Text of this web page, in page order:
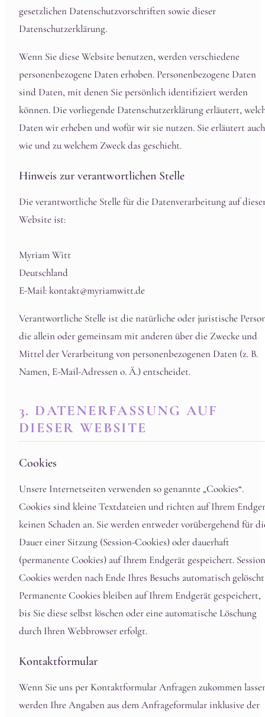
gesetzlichen Datenschutzvorschriften sowie dieser
Datenschutzerklärung.
Wenn Sie diese Website benutzen, werden verschiedene
personenbezogene Daten erhoben. Personenbezogene Daten
sind Daten, mit denen Sie persönlich identifiziert werden
können. Die vorliegende Datenschutzerklärung erläutert,
Daten wir erheben und wofür wir sie nutzen. Sie erläutert
wie und zu welchem Zweck das geschieht.
Hinweis zur verantwortlichen Stelle
Die verantwortliche Stelle für die Datenverarbeitung auf
Website ist:
Myriam Witt
Deutschland
E-Mail: kontakt@myriamwitt.de
Verantwortliche Stelle ist die natürliche oder juristische
die allein oder gemeinsam mit anderen über die Zwecke und
Mittel der Verarbeitung von personenbezogenen Daten (z. B.
Namen, E-Mail-Adressen o. Ä.) entscheidet.
3. DATENERFASSUNG AUF
DIESER WEBSITE
Cookies
Unsere Internetseiten verwenden so genannte „Cookies“.
Cookies sind kleine Textdateien und richten auf Ihrem
keinen Schaden an. Sie werden entweder vorübergehend für
Dauer einer Sitzung (Session-Cookies) oder dauerhaft
(permanente Cookies) auf Ihrem Endgerät gespeichert.
Cookies werden nach Ende Ihres Besuchs automatisch
Permanente Cookies bleiben auf Ihrem Endgerät gespeichert,
bis Sie diese selbst löschen oder eine automatische Löschung
durch Ihren Webbrowser erfolgt.
Kontaktformular
Wenn Sie uns per Kontaktformular Anfragen zukommen
werden Ihre Angaben aus dem Anfrageformular inklusive der